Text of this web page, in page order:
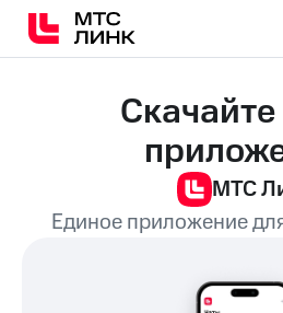
МТС
Единое приложение